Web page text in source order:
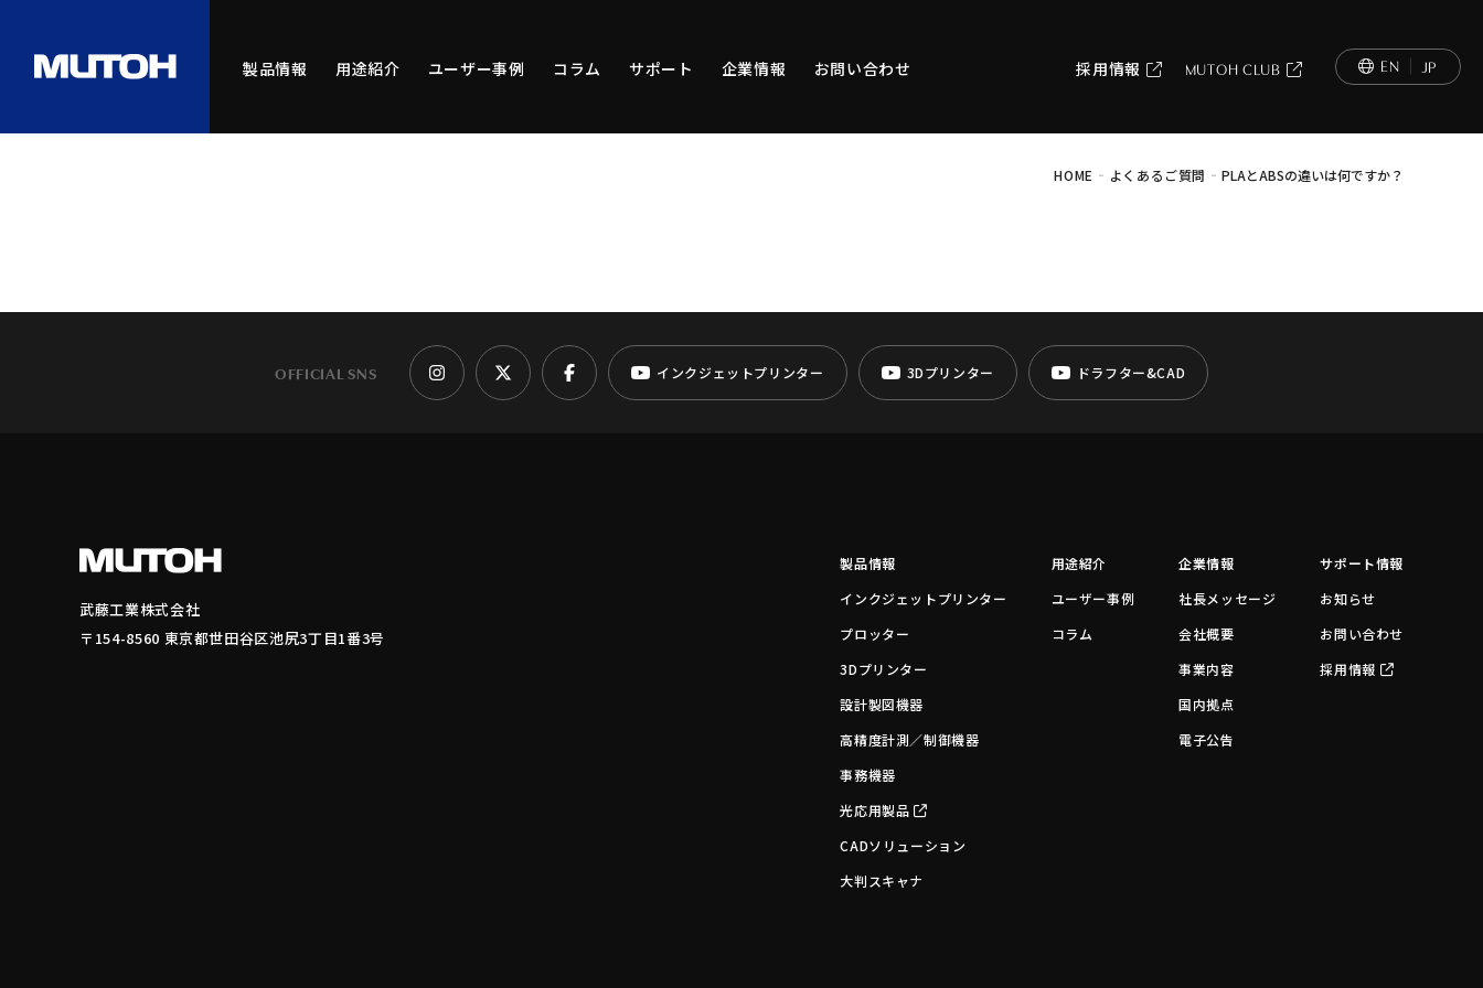
製品情報 用途紹介 ユーザー事例 コラム サポート 企業情報 お問い合わせ 採用情報 MUTOH CLUB EN JP
HOME - よくあるご質問 - PLAとABSの違いは何ですか？
OFFICIAL SNS インクジェットプリンター 3Dプリンター ドラフター&CAD
武藤工業株式会社
〒154-8560 東京都世田谷区池尻3丁目1番3号
製品情報
インクジェットプリンター
プロッター
3Dプリンター
設計製図機器
高精度計測／制御機器
事務機器
光応用製品
CADソリューション
大判スキャナ
用途紹介
ユーザー事例
コラム
企業情報
社長メッセージ
会社概要
事業内容
国内拠点
電子公告
サポート情報
お知らせ
お問い合わせ
採用情報